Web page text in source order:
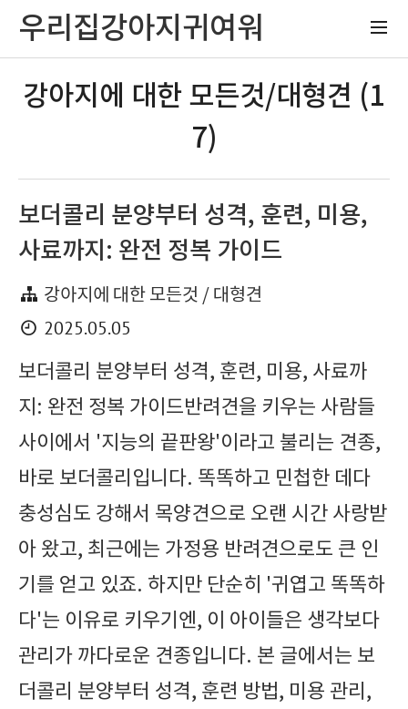
우리집강아지귀여워
강아지에 대한 모든것/대형견 (1
7)
보더콜리 분양부터 성격, 훈련, 미용,
사료까지: 완전 정복 가이드
강아지에 대한 모든것 / 대형견
2025.05.05
보더콜리 분양부터 성격, 훈련, 미용, 사료까
지: 완전 정복 가이드반려견을 키우는 사람들
사이에서 '지능의 끝판왕'이라고 불리는 견종,
바로 보더콜리입니다. 똑똑하고 민첩한 데다
충성심도 강해서 목양견으로 오랜 시간 사랑받
아 왔고, 최근에는 가정용 반려견으로도 큰 인
기를 얻고 있죠. 하지만 단순히 '귀엽고 똑똑하
다'는 이유로 키우기엔, 이 아이들은 생각보다
관리가 까다로운 견종입니다. 본 글에서는 보
더콜리 분양부터 성격, 훈련 방법, 미용 관리,